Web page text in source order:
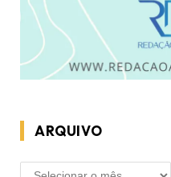
ARQUIVO
ARQUIVO